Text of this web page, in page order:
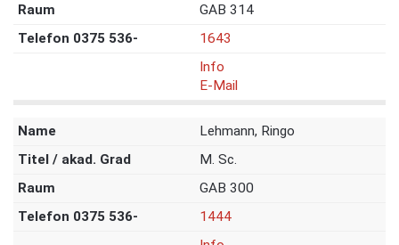
GAB 314
1643
Info
E-Mail
Lehmann, Ringo
M. Sc.
GAB 300
1444